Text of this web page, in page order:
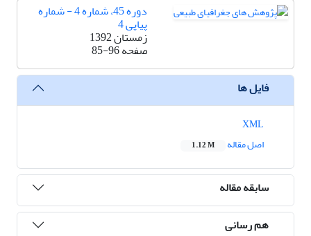
دوره 45، شماره 4 - شماره
پیاپی 4
زمستان 1392
صفحه85-96
فایل ها
اصل مقاله
1.12 M
سابقه مقاله
هم رسانی